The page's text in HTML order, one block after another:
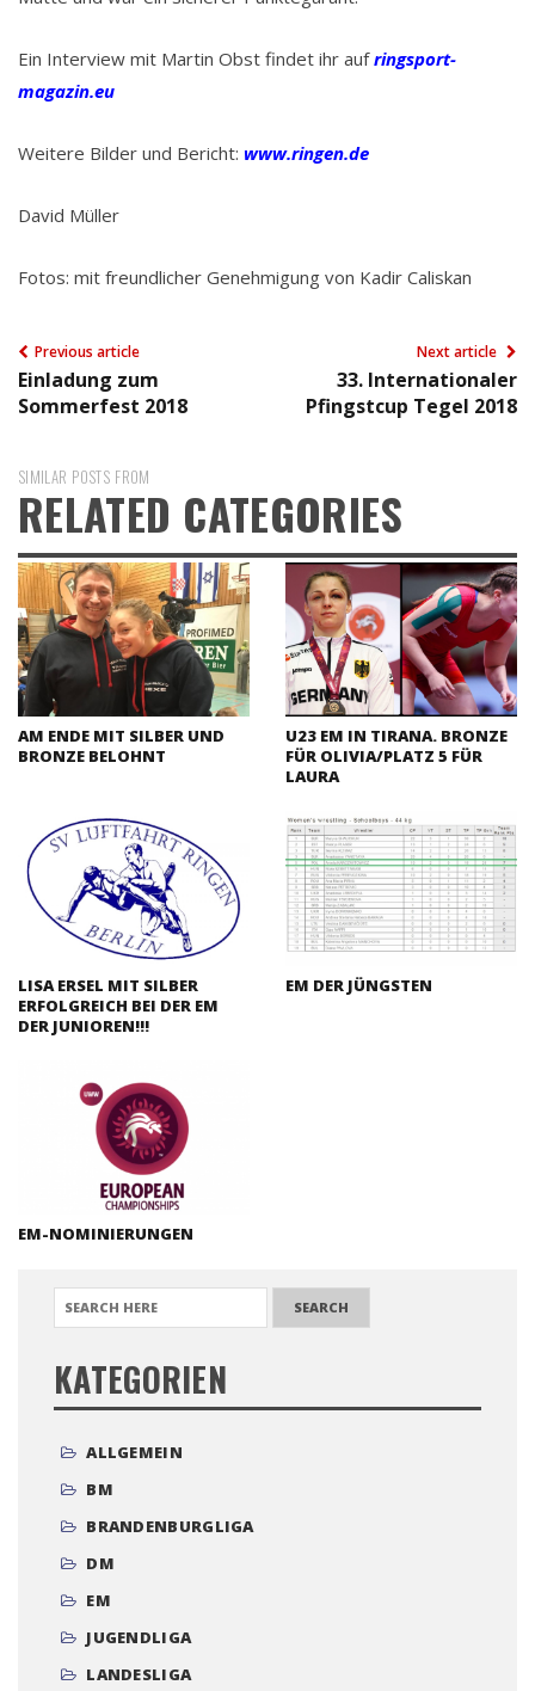
Ein Interview mit Martin Obst findet ihr aufringsport-
magazin.eu
Weitere Bilder und Bericht: www.ringen.de
David Müller
Fotos: mit freundlicher Genehmigung von Kadir Caliskan
Previous article
Einladung zum
Sommerfest 2018
Next article
33. Internationaler
Pfingstcup Tegel 2018
SIMILAR POSTS FROM
RELATED CATEGORIES
AM ENDE MIT SILBER UND
BRONZE BELOHNT
U23 EM IN TIRANA. BRONZE
FÜR OLIVIA/PLATZ 5 FÜR
LAURA
LISA ERSEL MIT SILBER
ERFOLGREICH BEI DER EM
DER JUNIOREN!!!
EM DER JÜNGSTEN
EM-NOMINIERUNGEN
KATEGORIEN
ALLGEMEIN
BM
BRANDENBURGLIGA
DM
EM
JUGENDLIGA
LANDESLIGA